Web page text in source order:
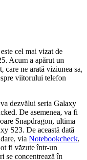
cel mai vizat de
Acum a apărut un
care ne arată viziunea sa,
viitorului telefon
dezvălui seria Galaxy
De asemenea, va fi
Snapdragon, ultima
S23. De această dată
via Notebookcheck,
fi văzute într-un
se concentrează în